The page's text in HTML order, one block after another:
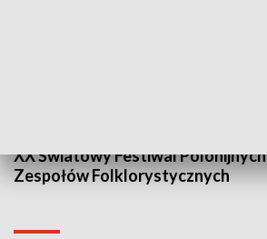
XX Światowy Festiwal Polonijnych
Zespołów Folklorystycznych